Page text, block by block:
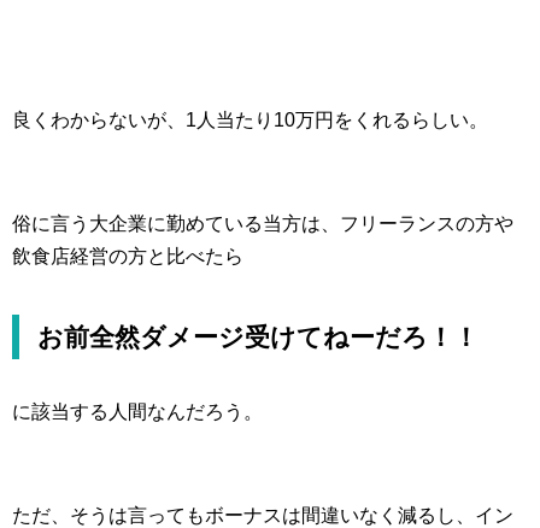
良くわからないが、1人当たり10万円をくれるらしい。
俗に言う大企業に勤めている当方は、フリーランスの方や
飲食店経営の方と比べたら
お前全然ダメージ受けてねーだろ！！
に該当する人間なんだろう。
ただ、そうは言ってもボーナスは間違いなく減るし、イン